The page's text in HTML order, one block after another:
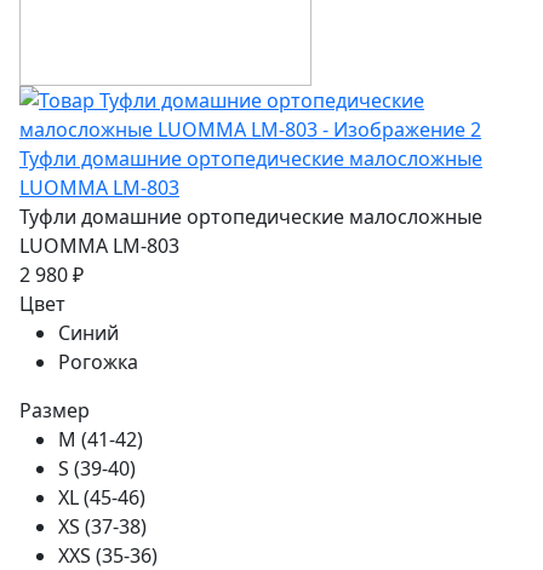
Туфли домашние ортопедические малосложные
LUOMMA LM-803
Туфли домашние ортопедические малосложные
LUOMMA LM-803
2 980 ₽
Цвет
Синий
Рогожка
Размер
M (41-42)
S (39-40)
XL (45-46)
XS (37-38)
XXS (35-36)